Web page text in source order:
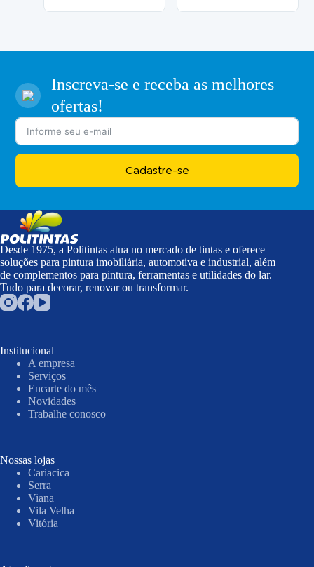
Inscreva-se e receba as melhores
ofertas!
Cadastre-se
Desde 1975, a Politintas atua no mercado de tintas e oferece
soluções para pintura imobiliária, automotiva e industrial, além
de complementos para pintura, ferramentas e utilidades do lar.
Tudo para decorar, renovar ou transformar.
Institucional
A empresa
Serviços
Encarte do mês
Novidades
Trabalhe conosco
Nossas lojas
Cariacica
Serra
Viana
Vila Velha
Vitória